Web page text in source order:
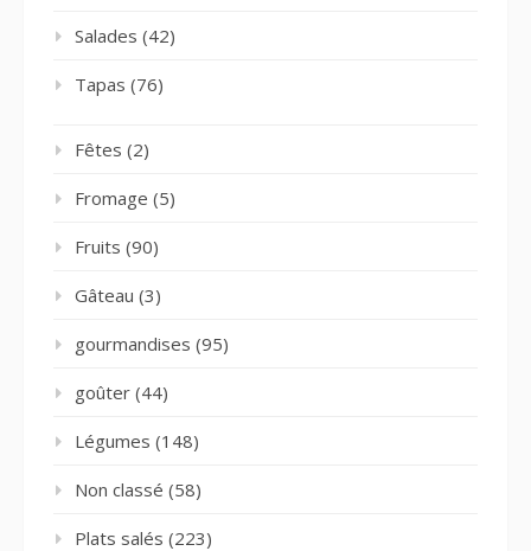
Salades (42)
Tapas (76)
Fêtes (2)
Fromage (5)
Fruits (90)
Gâteau (3)
gourmandises (95)
goûter (44)
Légumes (148)
Non classé (58)
Plats salés (223)